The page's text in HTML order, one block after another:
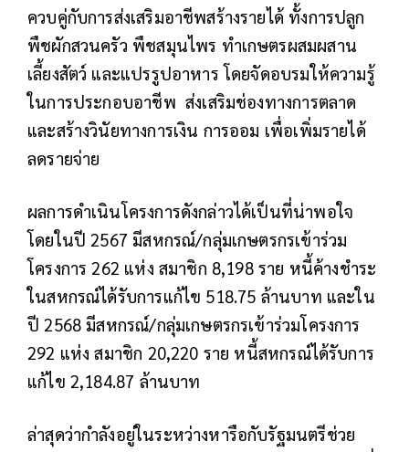
ควบคู่กับการส่งเสริมอาชีพสร้างรายได้ ทั้งการปลูก
พืชผักสวนครัว พืชสมุนไพร ทำเกษตรผสมผสาน
เลี้ยงสัตว์ และแปรรูปอาหาร โดยจัดอบรมให้ความรู้
ในการประกอบอาชีพ ส่งเสริมช่องทางการตลาด
และสร้างวินัยทางการเงิน การออม เพื่อเพิ่มรายได้
ลดรายจ่าย
ผลการดำเนินโครงการดังกล่าวได้เป็นที่น่าพอใจ
โดยในปี 2567 มีสหกรณ์/กลุ่มเกษตรกรเข้าร่วม
โครงการ 262 แห่ง สมาชิก 8,198 ราย หนี้ค้างชำระ
ในสหกรณ์ได้รับการแก้ไข 518.75 ล้านบาท และใน
ปี 2568 มีสหกรณ์/กลุ่มเกษตรกรเข้าร่วมโครงการ
292 แห่ง สมาชิก 20,220 ราย หนี้สหกรณ์ได้รับการ
แก้ไข 2,184.87 ล้านบาท
ล่าสุดว่ากำลังอยู่ในระหว่างหารือกับรัฐมนตรีช่วย